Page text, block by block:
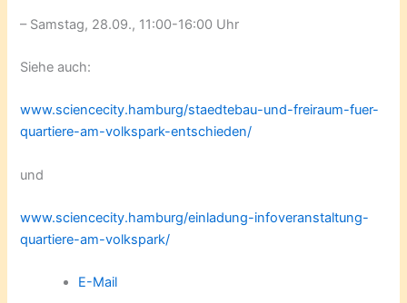
– Samstag, 28.09., 11:00-16:00 Uhr
Siehe auch:
www.sciencecity.hamburg/staedtebau-und-freiraum-fuer-
quartiere-am-volkspark-entschieden/
und
www.sciencecity.hamburg/einladung-infoveranstaltung-
quartiere-am-volkspark/
E-Mail